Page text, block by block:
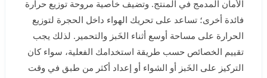
الأمان المدمج في المنتج. وتضيف خاصية مروحة توزيع حرارة
فائدة أخرى؛ تساعد على تحريك الهواء داخل الحجرة لتوزيع
الحرارة على مساحة أوسع أثناء الخَبز والتحمير. لذلك يجب
تقييم الخصائص حسب طريقة استخدامك الفعلية، سواء كان
التركيز على الخَبز أو الشواء أو إعداد أكثر من طبق في وقت